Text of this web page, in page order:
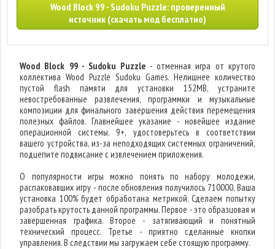
Wood Block 99 - Sudoku Puzzle: проверенный
источник (скачать мод бесплатно)
Wood Block 99 - Sudoku Puzzle - отменная игра от крутого
коллектива Wood Puzzle Sudoku Games. Нелишнее количество
пустой flash памяти для установки 152MB, устраните
невостребованные развлечения, программки и музыкальные
композиции для финального завершения действия перемещения
полезных файлов. Главнейшее указание - новейшее издание
операционной системы. 9+, удостоверьтесь в соответствии
вашего устройства, из-за неподходящих системных ограничений,
подцепите подвисание с извлечением приложения.
О популярности игры можно понять по набору молодежи,
распаковавших игру - после обновления получилось 710000. Ваша
установка 100% будет обработана метрикой. Сделаем попытку
разобрать крутость данной программы. Первое - это образцовая и
завершенная графика. Второе - затягивающий и понятный
технический процесс. Третье - приятно сделанные кнопки
управления. В следствии мы загружаем себе стоящую программу.